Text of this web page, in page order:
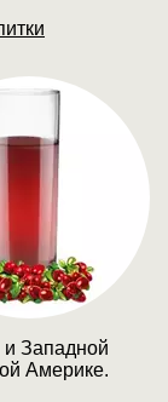
и Западной
Америке.